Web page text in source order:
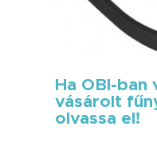
Ha OBI-ban
vásárolt
olvassa el!